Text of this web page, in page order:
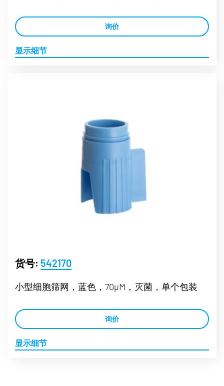
询价
显示细节
货号: 542170
小型细胞筛网，蓝色，70µM，灭菌，单个包装
询价
显示细节